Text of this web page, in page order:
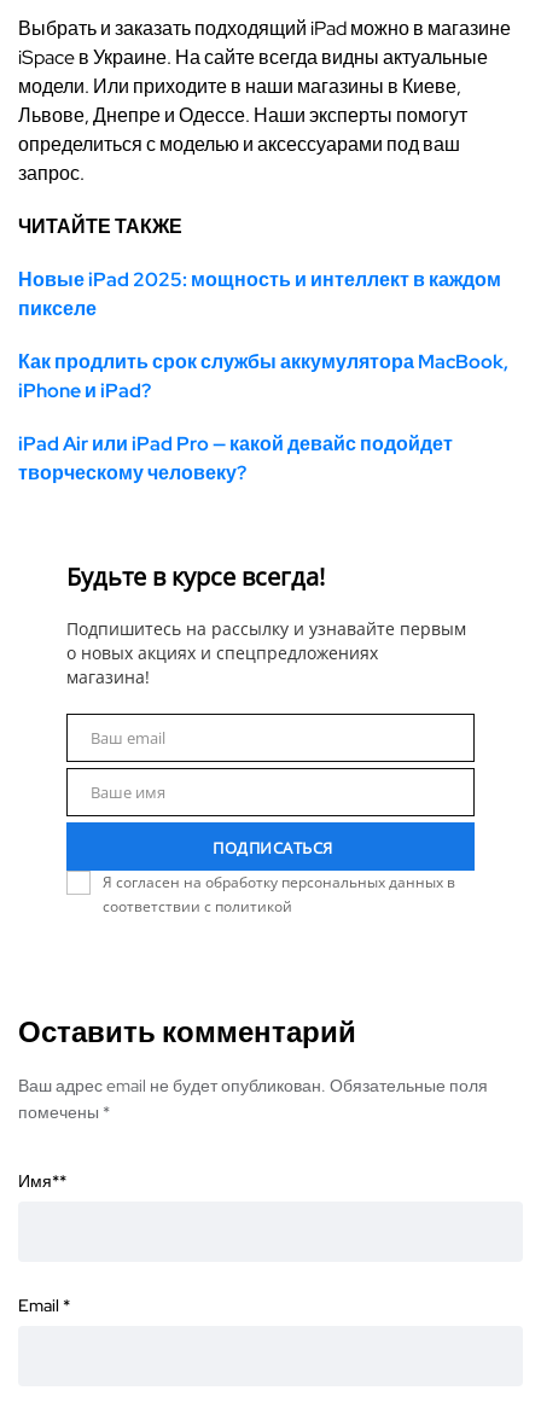
Выбрать и заказать подходящий iPad можно в магазине
iSpace в Украине. На сайте всегда видны актуальные
модели. Или приходите в наши магазины в Киеве,
Львове, Днепре и Одессе. Наши эксперты помогут
определиться с моделью и аксессуарами под ваш
запрос.
ЧИТАЙТЕ ТАКЖЕ
Новые iPad 2025: мощность и интеллект в каждом
пикселе
Как продлить срок службы аккумулятора MacBook,
iPhone и iPad?
iPad Air или iPad Pro — какой девайс подойдет
творческому человеку?
Будьте в курсе всегда!
Подпишитесь на рассылку и узнавайте первым
о новых акциях и спецпредложениях
магазина!
Ваш email
Ваше имя
ПОДПИСАТЬСЯ
Я согласен на обработку персональных данных в
соответствии с политикой
Оставить комментарий
Ваш адрес email не будет опубликован. Обязательные поля
помечены *
Имя**
Email *